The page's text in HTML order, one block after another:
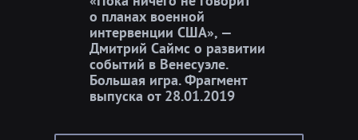
о планах военной
интервенции США», —
Дмитрий Саймс о развитии
событий в Венесуэле.
Большая игра. Фрагмент
выпуска от 28.01.2019